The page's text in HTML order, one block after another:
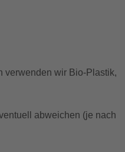
verwenden wir Bio-Plastik,
abweichen (je nach